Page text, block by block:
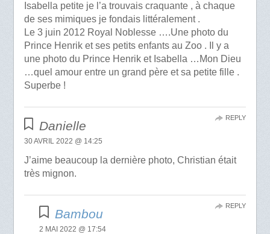
Isabella petite je l’a trouvais craquante , à chaque
de ses mimiques je fondais littéralement .
Le 3 juin 2012 Royal Noblesse ….Une photo du
Prince Henrik et ses petits enfants au Zoo . Il y a
une photo du Prince Henrik et Isabella …Mon Dieu
…quel amour entre un grand père et sa petite fille .
Superbe !
Danielle
30 AVRIL 2022 @ 14:25
J’aime beaucoup la dernière photo, Christian était
très mignon.
REPLY
Bambou
2 MAI 2022 @ 17:54
REPLY